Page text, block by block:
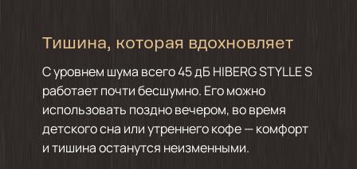
Тишина, которая вдохновляет
С уровнем шума всего 45 дБ HIBERG STYLLE S
работает почти бесшумно. Его можно
использовать поздно вечером, во время
детского сна или утреннего кофе — комфорт
и тишина останутся неизменными.